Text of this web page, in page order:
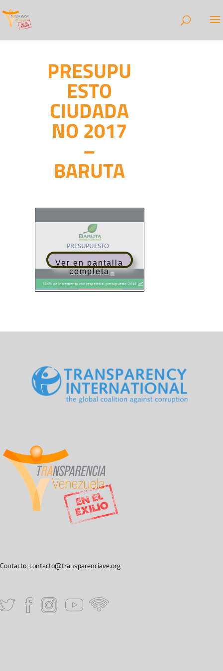
PRESUPU
ESTO
CIUDADA
NO 2017
–
BARUTA
Ver en pantalla
completa
Contacto:contacto@transparenciave.org